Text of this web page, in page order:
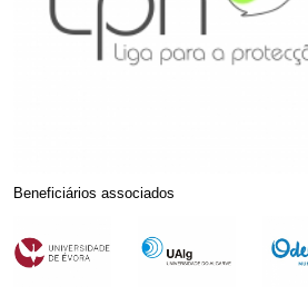
Beneficiários associados